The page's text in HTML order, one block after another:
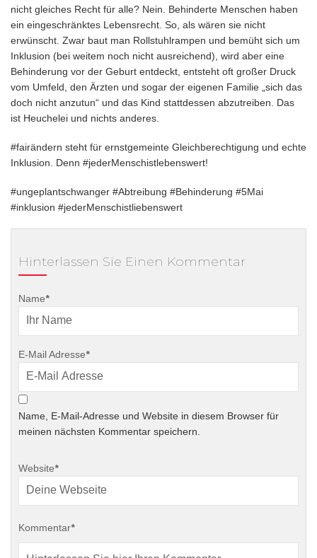
nicht gleiches Recht für alle? Nein. Behinderte Menschen haben
ein eingeschränktes Lebensrecht. So, als wären sie nicht
erwünscht. Zwar baut man Rollstuhlrampen und bemüht sich um
Inklusion (bei weitem noch nicht ausreichend), wird aber eine
Behinderung vor der Geburt entdeckt, entsteht oft großer Druck
vom Umfeld, den Ärzten und sogar der eigenen Familie „sich das
doch nicht anzutun“ und das Kind stattdessen abzutreiben. Das
ist Heuchelei und nichts anderes.
#fairändern steht für ernstgemeinte Gleichberechtigung und echte
Inklusion. Denn #jederMenschistlebenswert!
#ungeplantschwanger #Abtreibung #Behinderung #5Mai
#inklusion #jederMenschistliebenswert
Hinterlassen Sie Einen Kommentar
Name*
E-Mail Adresse*
Name, E-Mail-Adresse und Website in diesem Browser für
meinen nächsten Kommentar speichern.
Website*
Kommentar*